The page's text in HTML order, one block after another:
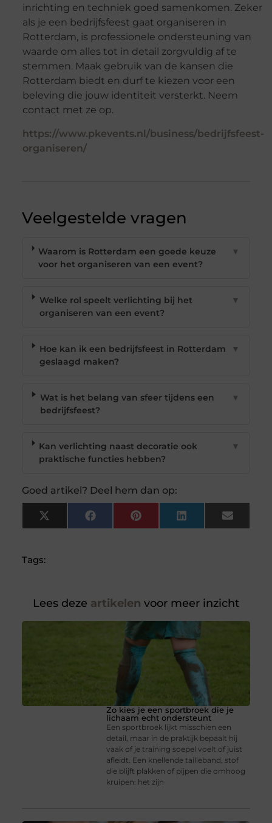
inrichting en techniek goed samenkomen. Zeker
als je een bedrijfsfeest gaat organiseren in
Rotterdam, is professionele ondersteuning van
waarde om alles tot in detail zorgvuldig af te
stemmen. Maak gebruik van de kansen die
Rotterdam biedt en durf te kiezen voor een
beleving die jouw identiteit versterkt. Neem
contact met ze op.
https://www.pkevents.nl/business/bedrijfsfeest-
organiseren/
Veelgestelde vragen
Waarom is Rotterdam een goede keuze
voor het organiseren van een event?
▼
Welke rol speelt verlichting bij het
organiseren van een event?
▼
Hoe kan ik een bedrijfsfeest in Rotterdam
geslaagd maken?
▼
Wat is het belang van sfeer tijdens een
bedrijfsfeest?
▼
Kan verlichting naast decoratie ook
praktische functies hebben?
▼
Goed artikel? Deel hem dan op:
X
(Twitter)
FacebookPinterest LinkedIn Email
Tags:
Lees deze artikelen voor meer inzicht
Zo kies je een sportbroek die je
lichaam echt ondersteunt
Een sportbroek lijkt misschien een
detail, maar in de praktijk bepaalt hij
vaak of je training soepel voelt of juist
afleidt. Een knellende tailleband, stof
die blijft plakken of pijpen die omhoog
kruipen: het zijn